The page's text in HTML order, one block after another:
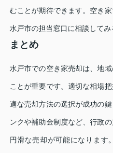
むことが期待できます。空き
水戸市の担当窓口に相談してみ
まとめ
水戸市での空き家売却は、地
ことが重要です。適切な相場
適な売却方法の選択が成功の
ンクや補助金制度など、行政
円滑な売却が可能になります